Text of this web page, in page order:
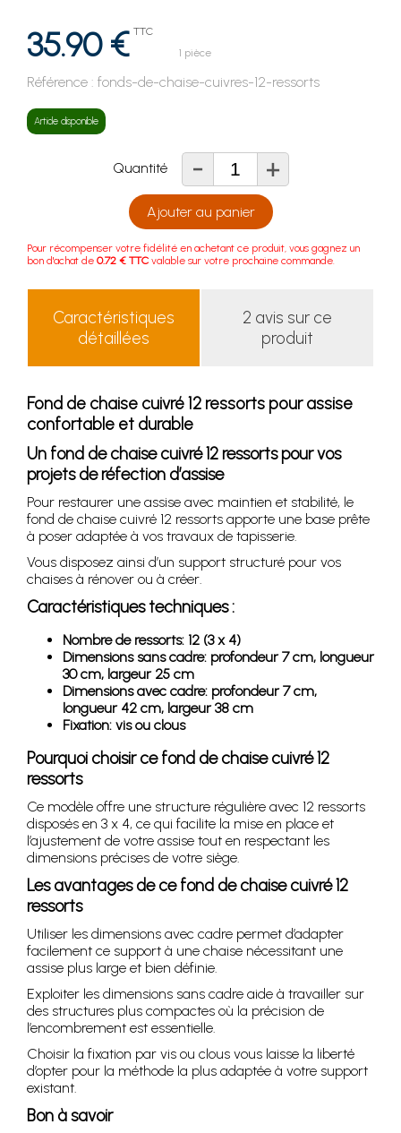
35.90 € TTC
1 pièce
Référence : fonds-de-chaise-cuivres-12-ressorts
Article disponible
Quantité - +
Ajouter au panier
Pour récompenser votre fidélité en achetant ce produit, vous gagnez un
bon d'achat de 0.72 € TTC valable sur votre prochaine commande.
Caractéristiques
détaillées
2 avis sur ce
produit
Fond de chaise cuivré 12 ressorts pour assise
confortable et durable
Un fond de chaise cuivré 12 ressorts pour vos
projets de réfection d’assise
Pour restaurer une assise avec maintien et stabilité, le
fond de chaise cuivré 12 ressorts apporte une base prête
à poser adaptée à vos travaux de tapisserie.
Vous disposez ainsi d’un support structuré pour vos
chaises à rénover ou à créer.
Caractéristiques techniques :
Nombre de ressorts: 12 (3 x 4)
Dimensions sans cadre: profondeur 7 cm, longueur
30 cm, largeur 25 cm
Dimensions avec cadre: profondeur 7 cm,
longueur 42 cm, largeur 38 cm
Fixation: vis ou clous
Pourquoi choisir ce fond de chaise cuivré 12
ressorts
Ce modèle offre une structure régulière avec 12 ressorts
disposés en 3 x 4, ce qui facilite la mise en place et
l’ajustement de votre assise tout en respectant les
dimensions précises de votre siège.
Les avantages de ce fond de chaise cuivré 12
ressorts
Utiliser les dimensions avec cadre permet d’adapter
facilement ce support à une chaise nécessitant une
assise plus large et bien définie.
Exploiter les dimensions sans cadre aide à travailler sur
des structures plus compactes où la précision de
l’encombrement est essentielle.
Choisir la fixation par vis ou clous vous laisse la liberté
d’opter pour la méthode la plus adaptée à votre support
existant.
Bon à savoir